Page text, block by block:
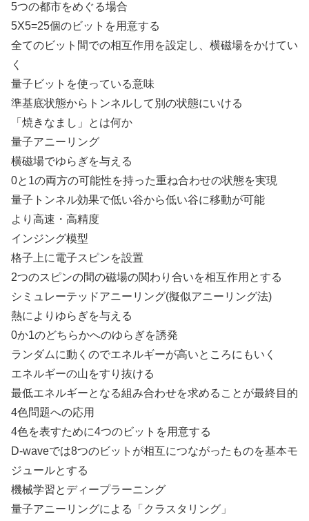
5つの都市をめぐる場合
5X5=25個のビットを用意する
全てのビット間での相互作用を設定し、横磁場をかけてい
く
量子ビットを使っている意味
準基底状態からトンネルして別の状態にいける
「焼きなまし」とは何か
量子アニーリング
横磁場でゆらぎを与える
0と1の両方の可能性を持った重ね合わせの状態を実現
量子トンネル効果で低い谷から低い谷に移動が可能
より高速・高精度
インジング模型
格子上に電子スピンを設置
2つのスピンの間の磁場の関わり合いを相互作用とする
シミュレーテッドアニーリング(擬似アニーリング法)
熱によりゆらぎを与える
0か1のどちらかへのゆらぎを誘発
ランダムに動くのでエネルギーが高いところにもいく
エネルギーの山をすり抜ける
最低エネルギーとなる組み合わせを求めることが最終目的
4色問題への応用
4色を表すために4つのビットを用意する
D-waveでは8つのビットが相互につながったものを基本モ
ジュールとする
機械学習とディープラーニング
量子アニーリングによる「クラスタリング」